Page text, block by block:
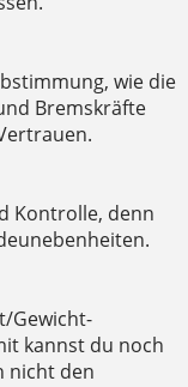
wie die
Bremskräfte
Kontrolle, denn
Gewicht-
kannst du noch
nicht den